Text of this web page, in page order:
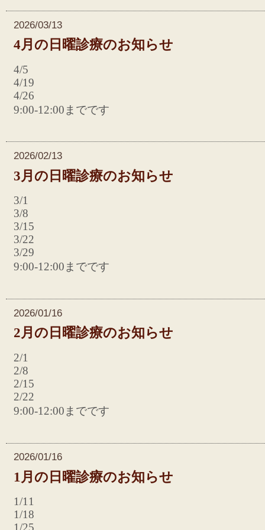
2026/03/13
4月の日曜診療のお知らせ
4/5
4/19
4/26
9:00-12:00までです
2026/02/13
3月の日曜診療のお知らせ
3/1
3/8
3/15
3/22
3/29
9:00-12:00までです
2026/01/16
2月の日曜診療のお知らせ
2/1
2/8
2/15
2/22
9:00-12:00までです
2026/01/16
1月の日曜診療のお知らせ
1/11
1/18